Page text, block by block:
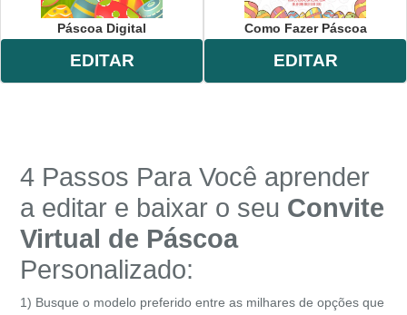
Páscoa Digital
EDITAR
Como Fazer Páscoa
EDITAR
4 Passos Para Você aprender
a editar e baixar o seu Convite
Virtual de Páscoa
Personalizado:
1) Busque o modelo preferido entre as milhares de opções que